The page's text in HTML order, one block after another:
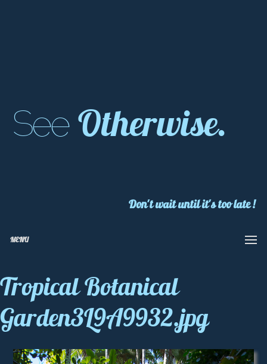
See Otherwise.
Don't wait until it's too late !
MENU
Tropical Botanical
Garden3L9A9932.jpg